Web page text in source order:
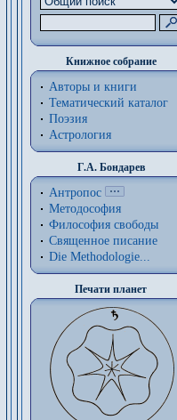
Книжное собрание
Авторы и книги
Тематический каталог
Поэзия
Астрология
Г.А. Бондарев
Антропос
Методософия
Философия cвободы
Священное писание
Die Methodologie...
Печати планет